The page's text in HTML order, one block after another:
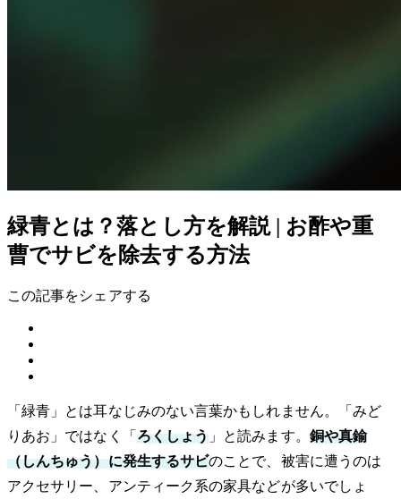
緑青とは？落とし方を解説 | お酢や重
曹でサビを除去する方法
この記事をシェアする
「緑青」とは耳なじみのない言葉かもしれません。「みど
りあお」ではなく「 ろくしょう 」と読みます。 銅や真鍮
（しんちゅう）に発生するサビのことで、被害に遭うのは
アクセサリー、アンティーク系の家具などが多いでしょ